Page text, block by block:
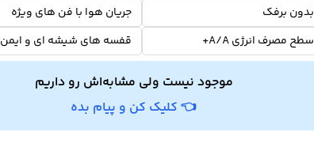
بدون برفک
جریان هوا با فن های ویژه
سطح مصرف انرژی A/A+
قفسه های شیشه ای و ایمن
موجود نیست ولی مشابه‌اش رو داریم
👈 کلیک کن و پیام بده